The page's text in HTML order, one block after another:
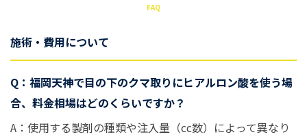
FAQ
施術・費用について
Q：福岡天神で目の下のクマ取りにヒアルロン酸を使う場
合、料金相場はどのくらいですか？
A：使用する製剤の種類や注入量（cc数）によって異なり